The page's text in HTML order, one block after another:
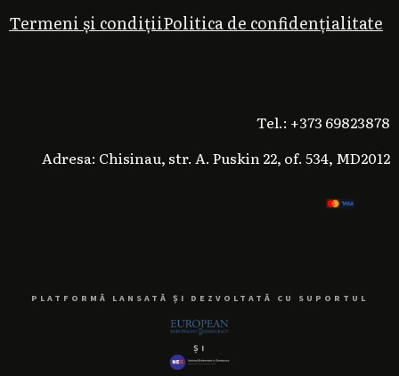
Termeni și condițiiPolitica de confidențialitate
Tel.: +373 69823878
Adresa: Chisinau, str. A. Puskin 22, of. 534, MD2012
PLATFORMĂ LANSATĂ ȘI DEZVOLTATĂ CU SUPORTUL
ȘI